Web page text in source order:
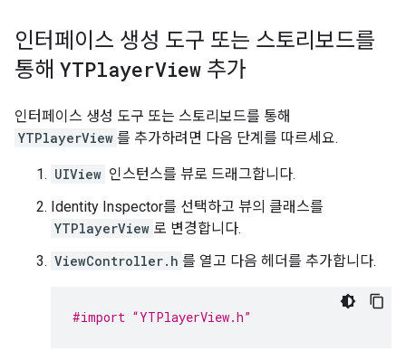
인터페이스 생성 도구 또는 스토리보드를
통해 YTPlayerView 추가
인터페이스 생성 도구 또는 스토리보드를 통해
YTPlayerView 를 추가하려면 다음 단계를 따르세요.
UIView 인스턴스를 뷰로 드래그합니다.
Identity Inspector를 선택하고 뷰의 클래스를
YTPlayerView 로 변경합니다.
ViewController.h 를 열고 다음 헤더를 추가합니다.
#import “YTPlayerView.h”